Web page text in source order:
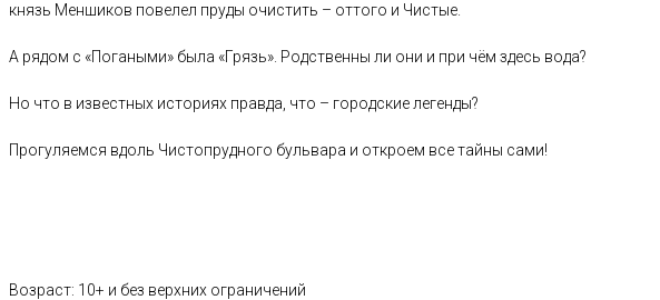
князь Меншиков повелел пруды очистить – оттого и Чистые.
А рядом с «Погаными» была «Грязь». Родственны ли они и при чём здесь вода?
Но что в известных историях правда, что – городские легенды?
Прогуляемся вдоль Чистопрудного бульвара и откроем все тайны сами!
Возраст: 10+ и без верхних ограничений